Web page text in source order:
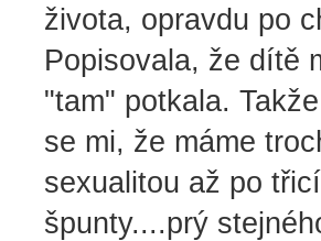
života, opravdu po
Popisovala, že dítě
"tam" potkala.
se mi, že máme
sexualitou až po
špunty....prý